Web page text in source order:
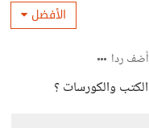
الأفضل
أضف ردا
والكورسات ؟